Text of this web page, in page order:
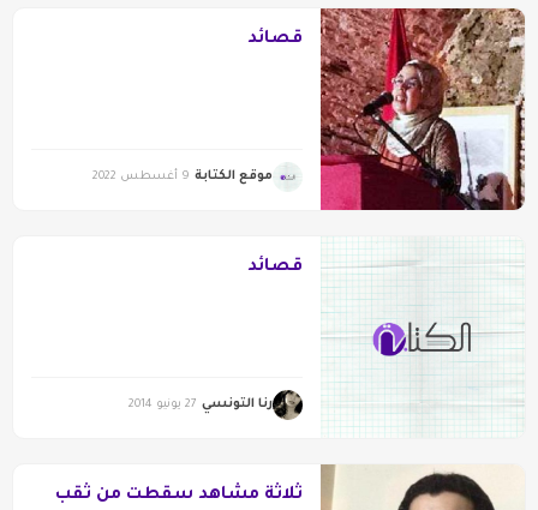
قصائد
موقع الكتابة 9 أغسطس 2022
قصائد
رنا التونسي 27 يونيو 2014
ثلاثة مشاهد سقطت من ثقب